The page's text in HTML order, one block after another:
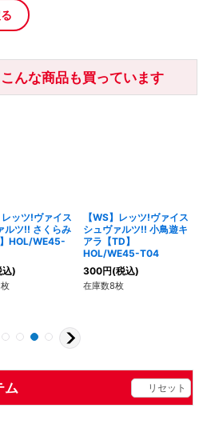
んな商品も買っています
レッツ!ヴァイス
ルツ!! さくらみ
HOL/WE45-
込)
【WS】レッツ!ヴァイス
シュヴァルツ!! 小鳥遊キ
アラ【TD】
HOL/WE45-T04
300円(税込)
在庫数8枚
ム リセット